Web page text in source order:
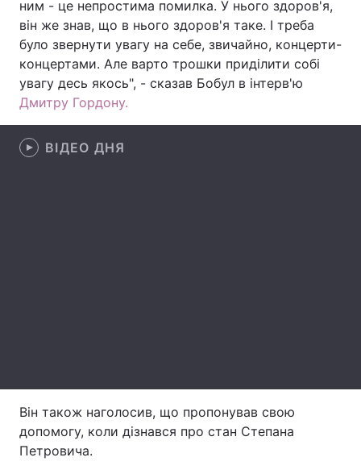
Інциденти
Здоров'я Туризм
Цікавинки Погода
Екологія Регіони
Лонгріди
ним - це непростима помилка. У нього здоров'я,
він же знав, що в нього здоров'я таке. І треба
було звернути увагу на себе, звичайно, концерти-
концертами. Але варто трошки приділити собі
увагу десь якось", - сказав Бобул в інтерв'ю
Дмитру Гордону.
ВІДЕО ДНЯ
Він також наголосив, що пропонував свою
допомогу, коли дізнався про стан Степана
Петровича.